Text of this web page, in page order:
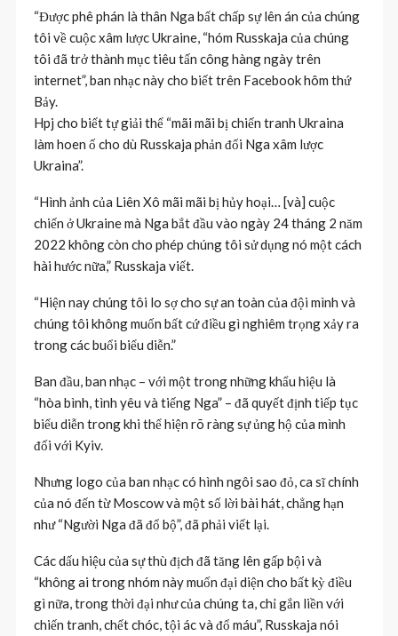
“Được phê phán là thân Nga bất chấp sự lên án của chúng
tôi về cuộc xâm lược Ukraine, “hóm Russkaja của chúng
tôi đã trở thành mục tiêu tấn công hàng ngày trên
internet”, ban nhạc này cho biết trên Facebook hôm thứ
Bảy.
Hpj cho biết tự giải thể “mãi mãi bị chiến tranh Ukraina
làm hoen ố cho dù Russkaja phản đối Nga xâm lược
Ukraina”.
“Hình ảnh của Liên Xô mãi mãi bị hủy hoại… [và] cuộc
chiến ở Ukraine mà Nga bắt đầu vào ngày 24 tháng 2 năm
2022 không còn cho phép chúng tôi sử dụng nó một cách
hài hước nữa,” Russkaja viết.
“Hiện nay chúng tôi lo sợ cho sự an toàn của đội mình và
chúng tôi không muốn bất cứ điều gì nghiêm trọng xảy ra
trong các buổi biểu diễn.”
Ban đầu, ban nhạc – với một trong những khẩu hiệu là
“hòa bình, tình yêu và tiếng Nga” – đã quyết định tiếp tục
biểu diễn trong khi thể hiện rõ ràng sự ủng hộ của mình
đối với Kyiv.
Nhưng logo của ban nhạc có hình ngôi sao đỏ, ca sĩ chính
của nó đến từ Moscow và một số lời bài hát, chẳng hạn
như “Người Nga đã đổ bộ”, đã phải viết lại.
Các dấu hiệu của sự thù địch đã tăng lên gấp bội và
“không ai trong nhóm này muốn đại diện cho bất kỳ điều
gì nữa, trong thời đại như của chúng ta, chỉ gắn liền với
chiến tranh, chết chóc, tội ác và đổ máu”, Russkaja nói